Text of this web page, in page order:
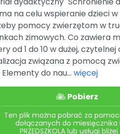
Archiwalne
Pomoc
Promocje
czerwca 2024 r. uzyskała
r. Nr decyzji:
Online.
ma na celu wspieranie dzieci
pomocy zwierzętom w
zimowych. Co zawiera
od 1 do 10 w dużej,
związana z pomocą
do nau... więcej
Pobierz
Ten plik można pobrać za
dołączanych do miesięcznika
PRZEDSZKOLA lub usługi bliżej